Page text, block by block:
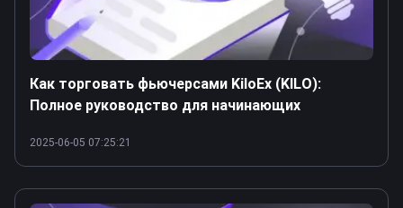
Как торговать фьючерсами KiloEx (KILO):
Полное руководство для начинающих
2025-06-05 07:25:21